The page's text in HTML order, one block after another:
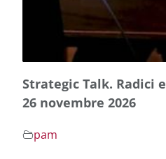
Strategic Talk. Radici
26 novembre 2026
pam